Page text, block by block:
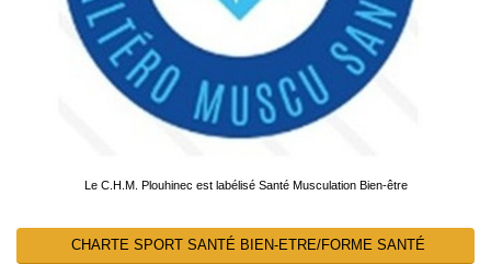
Le C.H.M. Plouhinec est labélisé Santé Musculation Bien-être
CHARTE SPORT SANTÉ BIEN-ETRE/FORME SANTÉ